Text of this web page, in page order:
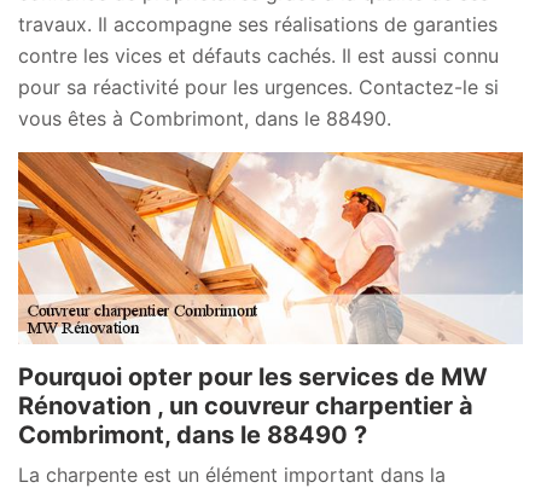
travaux. Il accompagne ses réalisations de garanties
contre les vices et défauts cachés. Il est aussi connu
pour sa réactivité pour les urgences. Contactez-le si
vous êtes à Combrimont, dans le 88490.
Pourquoi opter pour les services de MW
Rénovation , un couvreur charpentier à
Combrimont, dans le 88490 ?
La charpente est un élément important dans la